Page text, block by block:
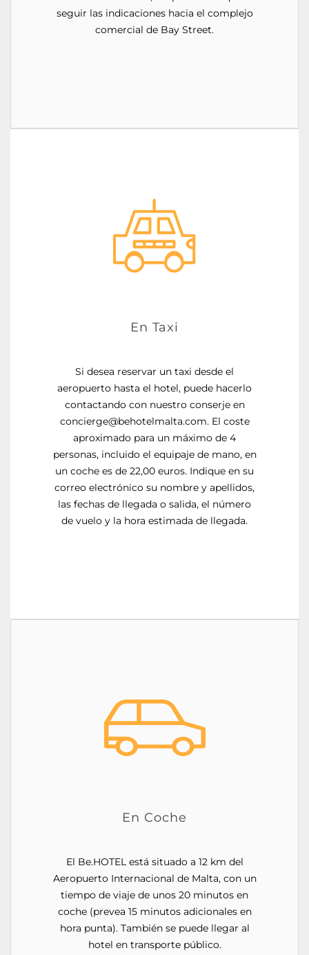
seguir las indicaciones hacia el complejo
comercial de Bay Street.
En Taxi
Si desea reservar un taxi desde el
aeropuerto hasta el hotel, puede hacerlo
contactando con nuestro conserje en
concierge@behotelmalta.com. El coste
aproximado para un máximo de 4
personas, incluido el equipaje de mano, en
un coche es de 22,00 euros. Indique en su
correo electrónico su nombre y apellidos,
las fechas de llegada o salida, el número
de vuelo y la hora estimada de llegada.
En Coche
El Be.HOTEL está situado a 12 km del
Aeropuerto Internacional de Malta, con un
tiempo de viaje de unos 20 minutos en
coche (prevea 15 minutos adicionales en
hora punta). También se puede llegar al
hotel en transporte público.